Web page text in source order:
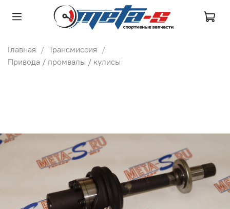
Главная
Трансмиссия
Привода / промвалы / кулисы